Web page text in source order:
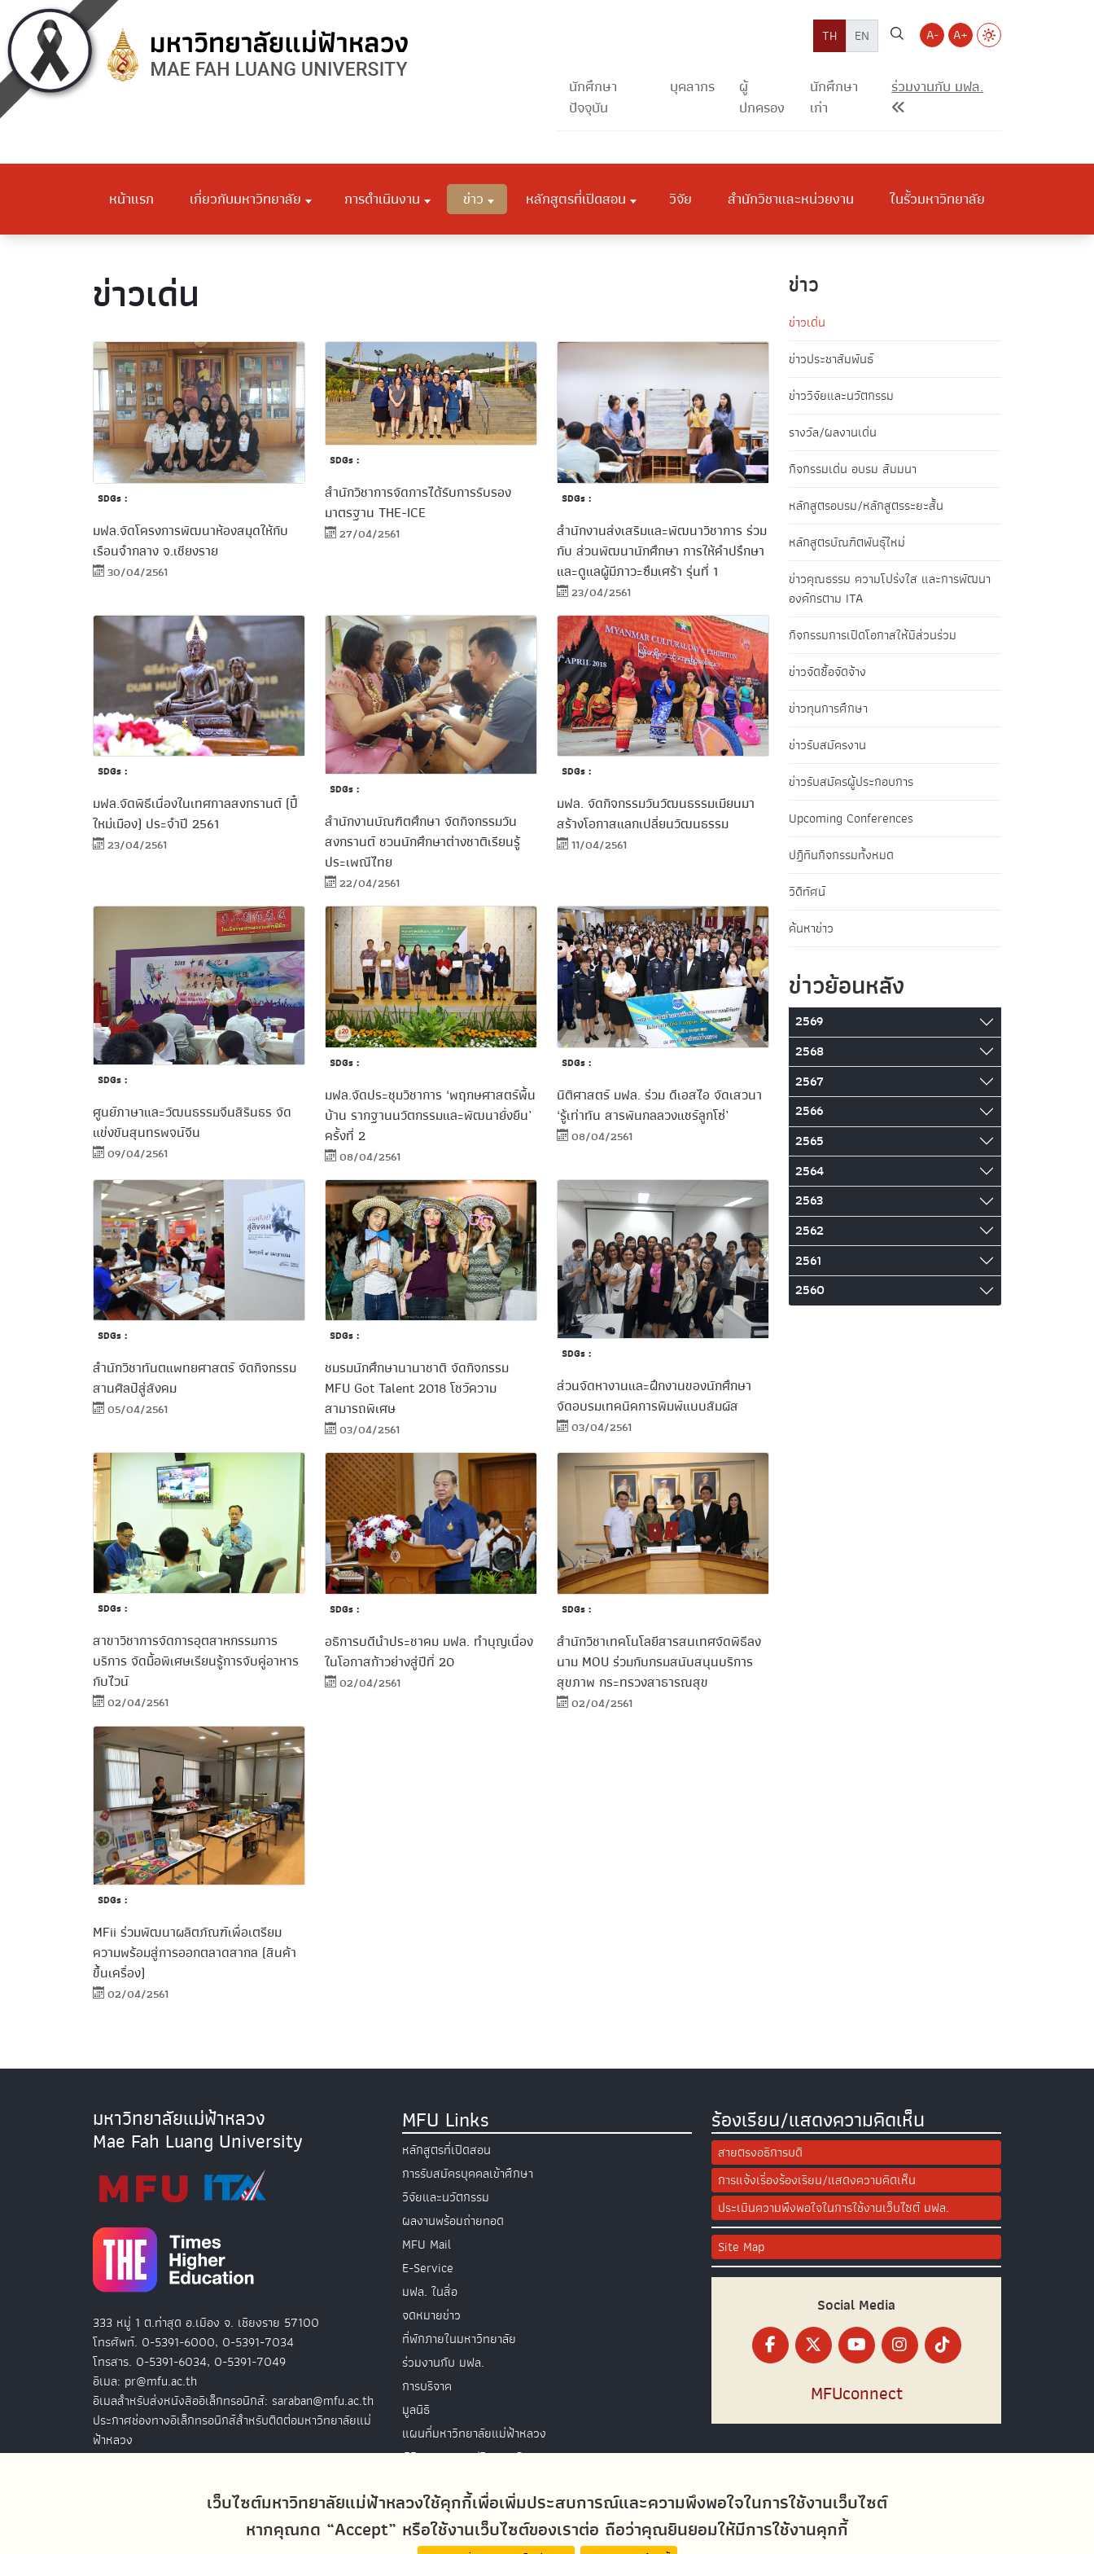
เว็บไซต์มหาวิทยาลัยแม่ฟ้าหลวงใช้คุกกี้เพื่อเพิ่มประสบการณ์และความพึงพอใจในการใช้งานเว็บไซต์
หากคุณกด “Accept” หรือใช้งานเว็บไซต์ของเราต่อ ถือว่าคุณยินยอมให้มีการใช้งานคุกกี้
TH EN A- A+
นักศึกษา
ปัจจุบัน
บุคลากร
ผู้
ปกครอง
นักศึกษา
เก่า
ร่วมงานกับ มฟล.
หน้าแรก เกี่ยวกับมหาวิทยาลัย การดำเนินงาน ข่าว หลักสูตรที่เปิดสอน วิจัย สำนักวิชาและหน่วยงาน ในรั้วมหาวิทยาลัย
ข่าวเด่น
SDGs :
มฟล.จัดโครงการพัฒนาห้องสมุดให้กับ
เรือนจำกลาง จ.เชียงราย
30/04/2561
SDGs :
สำนักวิชาการจัดการได้รับการรับรอง
มาตรฐาน THE-ICE
27/04/2561
SDGs :
สำนักงานส่งเสริมและพัฒนาวิชาการ ร่วม
กับ ส่วนพัฒนานักศึกษา การให้คำปรึกษา
และดูแลผู้มีภาวะซึมเศร้า รุ่นที่ 1
23/04/2561
SDGs :
มฟล.จัดพิธีเนื่องในเทศกาลสงกรานต์ (ปี๋
ใหม่เมือง) ประจำปี 2561
23/04/2561
SDGs :
สำนักงานบัณฑิตศึกษา จัดกิจกรรมวัน
สงกรานต์ ชวนนักศึกษาต่างชาติเรียนรู้
ประเพณีไทย
22/04/2561
SDGs :
มฟล. จัดกิจกรรมวันวัฒนธรรมเมียนมา
สร้างโอกาสแลกเปลี่ยนวัฒนธรรม
11/04/2561
SDGs :
ศูนย์ภาษาและวัฒนธรรมจีนสิรินธร จัด
แข่งขันสุนทรพจน์จีน
09/04/2561
SDGs :
มฟล.จัดประชุมวิชาการ ‘พฤกษศาสตร์พื้น
บ้าน รากฐานนวัตกรรมและพัฒนายั่งยืน’
ครั้งที่ 2
08/04/2561
SDGs :
นิติศาสตร์ มฟล. ร่วม ดีเอสไอ จัดเสวนา
‘รู้เท่าทัน สารพันกลลวงแชร์ลูกโซ่’
08/04/2561
SDGs :
สำนักวิชาทันตแพทยศาสตร์ จัดกิจกรรม
สานศิลป์สู่สังคม
05/04/2561
SDGs :
ชมรมนักศึกษานานาชาติ จัดกิจกรรม
MFU Got Talent 2018 โชว์ความ
สามารถพิเศษ
03/04/2561
SDGs :
ส่วนจัดหางานและฝึกงานของนักศึกษา
จัดอบรมเทคนิคการพิมพ์แบบสัมผัส
03/04/2561
SDGs :
สาขาวิชาการจัดการอุตสาหกรรมการ
บริการ จัดมื้อพิเศษเรียนรู้การจับคู่อาหาร
กับไวน์
02/04/2561
SDGs :
อธิการบดีนำประชาคม มฟล. ทำบุญเนื่อง
ในโอกาสก้าวย่างสู่ปีที่ 20
02/04/2561
SDGs :
สำนักวิชาเทคโนโลยีสารสนเทศจัดพิธีลง
นาม MOU ร่วมกับกรมสนับสนุนบริการ
สุขภาพ กระทรวงสาธารณสุข
02/04/2561
SDGs :
MFii ร่วมพัฒนาผลิตภัณฑ์เพื่อเตรียม
ความพร้อมสู่การออกตลาดสากล (สินค้า
ขึ้นเครื่อง)
02/04/2561
ข่าว
ข่าวเด่น
ข่าวประชาสัมพันธ์
ข่าววิจัยและนวัตกรรม
รางวัล/ผลงานเด่น
กิจกรรมเด่น อบรม สัมมนา
หลักสูตรอบรม/หลักสูตรระยะสั้น
หลักสูตรบัณฑิตพันธุ์ใหม่
ข่าวคุณธรรม ความโปร่งใส และการพัฒนา
องค์กรตาม ITA
กิจกรรมการเปิดโอกาสให้มีส่วนร่วม
ข่าวจัดซื้อจัดจ้าง
ข่าวทุนการศึกษา
ข่าวรับสมัครงาน
ข่าวรับสมัครผู้ประกอบการ
Upcoming Conferences
ปฏิทินกิจกรรมทั้งหมด
วิดีทัศน์
ค้นหาข่าว
ข่าวย้อนหลัง
2569
2568
2567
2566
2565
2564
2563
2562
2561
2560
มหาวิทยาลัยแม่ฟ้าหลวง
Mae Fah Luang University
333 หมู่ 1 ต.ท่าสุด อ.เมือง จ. เชียงราย 57100
โทรศัพท์. 0-5391-6000, 0-5391-7034
โทรสาร. 0-5391-6034, 0-5391-7049
อีเมล: pr@mfu.ac.th
อีเมลสำหรับส่งหนังสืออิเล็กทรอนิกส์: saraban@mfu.ac.th
ประกาศช่องทางอิเล็กทรอนิกส์สำหรับติดต่อมหาวิทยาลัยแม่
ฟ้าหลวง
MFU Links
หลักสูตรที่เปิดสอน
การรับสมัครบุคคลเข้าศึกษา
วิจัยและนวัตกรรม
ผลงานพร้อมถ่ายทอด
MFU Mail
E-Service
มฟล. ในสื่อ
จดหมายข่าว
ที่พักภายในมหาวิทยาลัย
ร่วมงานกับ มฟล.
การบริจาค
มูลนิธิ
แผนที่มหาวิทยาลัยแม่ฟ้าหลวง
พิธีพระราชทานปริญญาบัตร
ร้องเรียน/แสดงความคิดเห็น
สายตรงอธิการบดี
การแจ้งเรื่องร้องเรียน/แสดงความคิดเห็น
ประเมินความพึงพอใจในการใช้งานเว็บไซต์ มฟล.
Site Map
Social Media
MFUconnect